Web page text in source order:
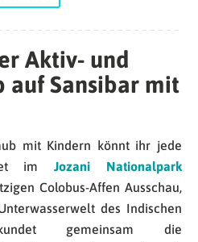
Aktiv- und
auf Sansibar mit
mit Kindern könnt ihr jede
imJozani Nationalpark
Colobus-Affen Ausschau,
des Indischen
gemeinsam die